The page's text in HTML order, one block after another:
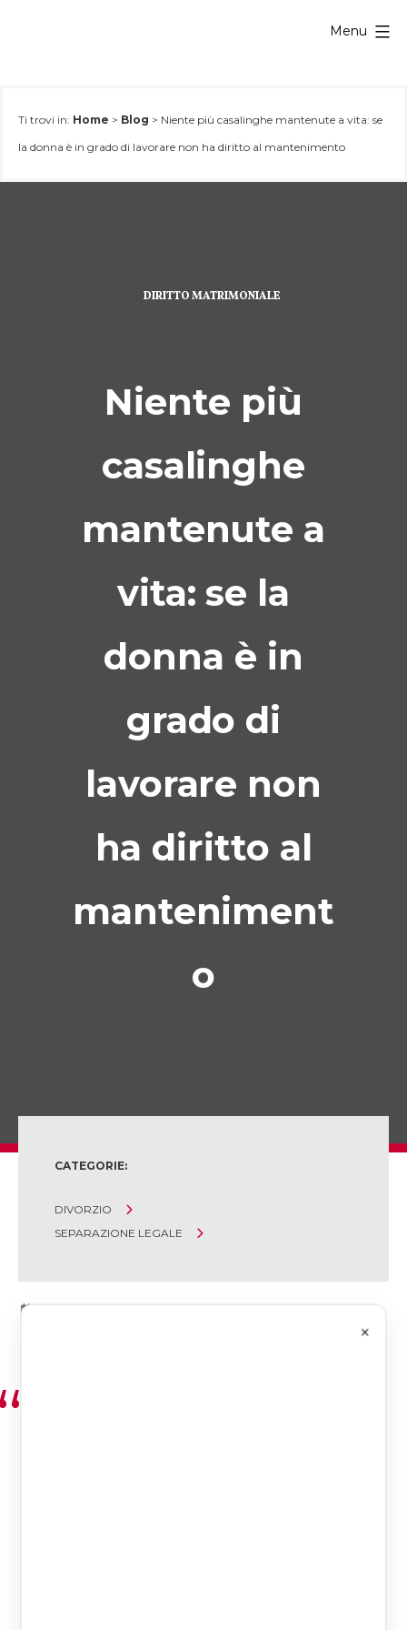
Menu
Ti trovi in: Home > Blog > Niente più casalinghe mantenute a vita: se
la donna è in grado di lavorare non ha diritto al mantenimento
DIRITTO MATRIMONIALE
Niente più
casalinghe
mantenute a
vita: se la
donna è in
grado di
lavorare non
ha diritto al
manteniment
o
CATEGORIE:
DIVORZIO
SEPARAZIONE LEGALE
×